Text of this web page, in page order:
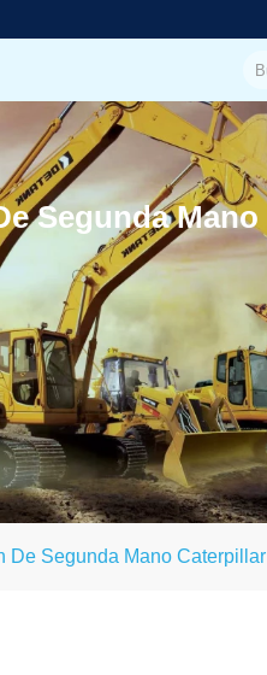
Segunda Mano
De Segunda Mano Caterpillar